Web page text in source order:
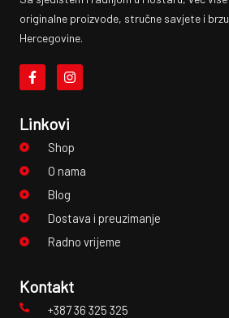
originalne proizvode, stručne savjete i
Hercegovine.
Linkovi
Shop
O nama
Blog
Dostava i preuzimanje
Radno vrijeme
Kontakt
+387 36 325 325